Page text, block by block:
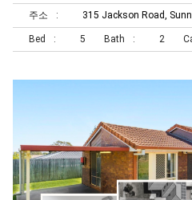
주소 315 Jackson Road,
Bed 5 Bath 2